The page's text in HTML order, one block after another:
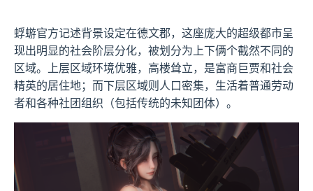
蜉蝣官方记述背景设定在德文郡，这座庞大的超级都市呈
现出明显的社会阶层分化，被划分为上下俩个截然不同的
区域。上层区域环境优雅，高楼耸立，是富商巨贾和社会
精英的居住地；而下层区域则人口密集，生活着普通劳动
者和各种社团组织（包括传统的未知团体）。